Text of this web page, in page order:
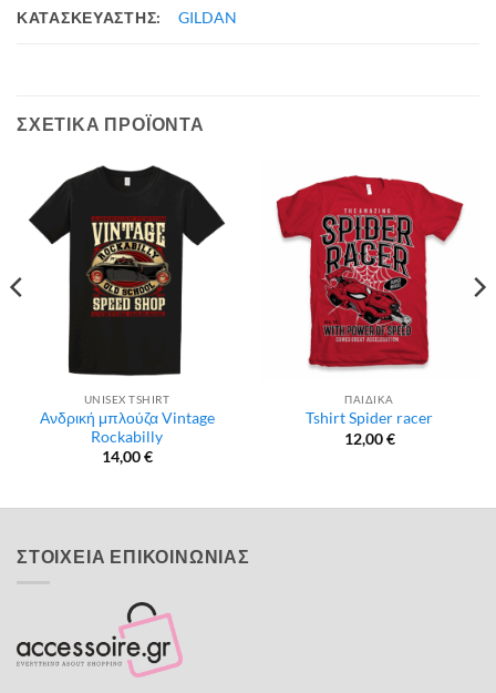
ΚΑΤΑΣΚΕΥΑΣΤΗΣ: GILDAN
ΣΧΕΤΙΚΆ ΠΡΟΪΌΝΤΑ
UNISEX TSHIRT
Ανδρική μπλούζα Vintage
Rockabilly
14,00€
ΠΑΙΔΙΚΑ
Tshirt Spider racer
12,00€
ΣΤΟΙΧΕΙΑ ΕΠΙΚΟΙΝΩΝΙΑΣ